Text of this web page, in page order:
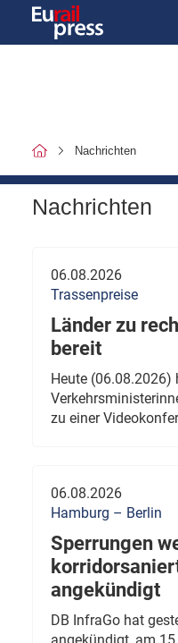
Nachrichten
Nachrichten
06.08.2026
Trassenpreise
Länder zu
bereit
Heute (06.08.2026)
zu einer
06.08.2026
Hamburg – Berlin
Sperrungen
angekündigt
DB InfraGo hat